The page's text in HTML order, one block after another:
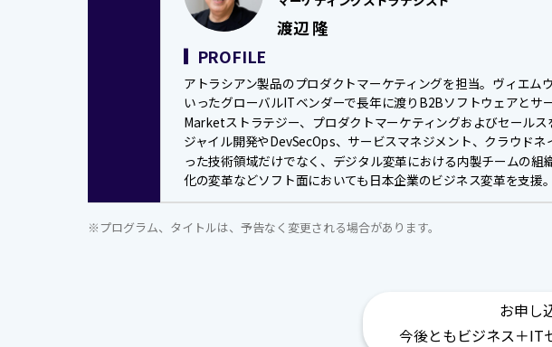
渡辺 隆
PROFILE
アトラシアン製品のプロダクトマーケティングを担当。ヴィエム
いったグローバルITベンダーで長年に渡りB2Bソフトウェアとサ
Marketストラテジー、プロダクトマーケティングおよびセールス
ジャイル開発やDevSecOps、サービスマネジメント、クラウドネ
った技術領域だけでなく、デジタル変革における内製チームの組
化の変革などソフト面においても日本企業のビジネス変革を支援。
※プログラム、タイトルは、予告なく変更される場合があります。
お申し
今後ともビジネス＋IT